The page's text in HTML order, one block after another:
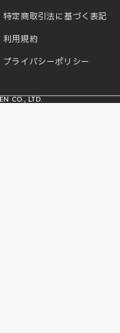
特定商取引法に基づく表記
利用規約
プライバシーポリシー
CO., LTD.